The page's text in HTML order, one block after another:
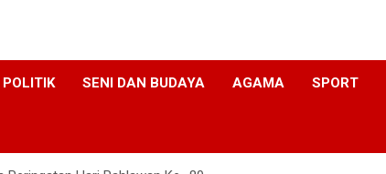
POLITIK SENI DAN BUDAYA AGAMA SPORT